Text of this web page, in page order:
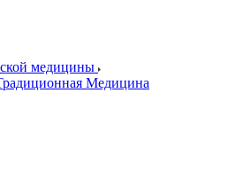
медицины
Медицина